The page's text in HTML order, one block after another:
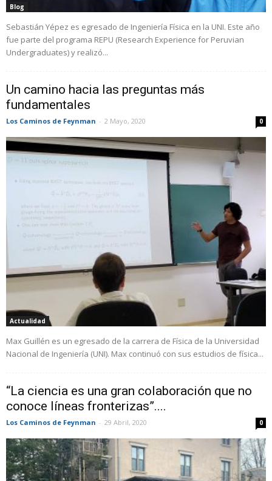
Blog
Sebastián Yépez es egresado de Ingeniería Física en la UNI. Este año
fue parte del programa REPU (Research Experience for Peruvian
Undergraduates) y realizó...
Un camino hacia las preguntas más
fundamentales
Los Caminos de Feynman - 2 Mayo, 2020 0
Actualidad
Max Guillén es un egresado de la carrera de Física de la Universidad
Nacional de Ingeniería (UNI). Max continuó con sus estudios de física...
“La ciencia es una gran colaboración que no
conoce líneas fronterizas”....
Los Caminos de Feynman - 29 Abril, 2020 0